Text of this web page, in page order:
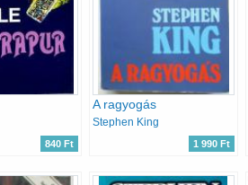
840 Ft
A ragyogás
Stephen King
1 990 Ft